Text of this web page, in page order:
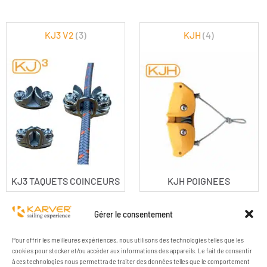
Gérer le consentement
Pour offrir les meilleures expériences, nous utilisons des technologies telles que les
cookies pour stocker et/ou accéder aux informations des appareils. Le fait de consentir
à ces technologies nous permettra de traiter des données telles que le comportement
KJ3 TAQUETS COINCEURS
KJ3 V2 (3)
KJH POIGNEES
KJH(4)